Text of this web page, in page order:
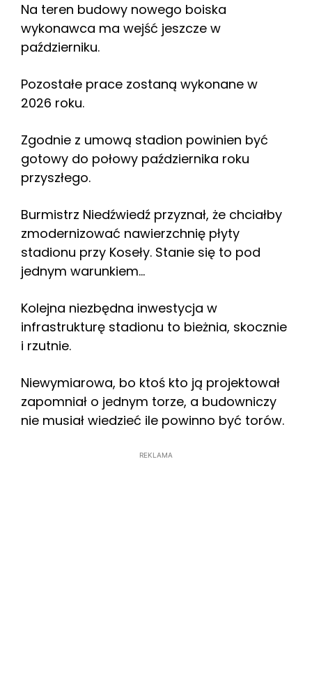
Na teren budowy nowego boiska
wykonawca ma wejść jeszcze w
październiku.
Pozostałe prace zostaną wykonane w
2026 roku.
Zgodnie z umową stadion powinien być
gotowy do połowy października roku
przyszłego.
Burmistrz Niedźwiedź przyznał, że chciałby
zmodernizować nawierzchnię płyty
stadionu przy Koseły. Stanie się to pod
jednym warunkiem…
Kolejna niezbędna inwestycja w
infrastrukturę stadionu to bieżnia, skocznie
i rzutnie.
Niewymiarowa, bo ktoś kto ją projektował
zapomniał o jednym torze, a budowniczy
nie musiał wiedzieć ile powinno być torów.
REKLAMA